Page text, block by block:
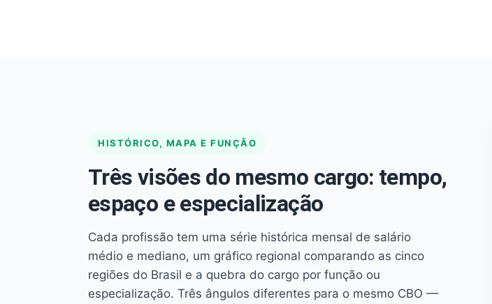
HISTÓRICO, MAPA E FUNÇÃO
Três visões do mesmo cargo: tempo,
espaço e especialização
Cada profissão tem uma série histórica mensal de salário
médio e mediano, um gráfico regional comparando as cinco
regiões do Brasil e a quebra do cargo por função ou
especialização. Três ângulos diferentes para o mesmo CBO —